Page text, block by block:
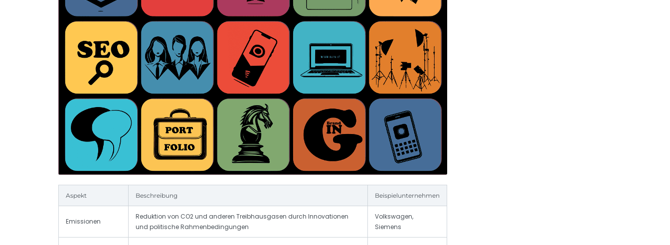
Aspekt Beschreibung Beispielunternehmen
Emissionen
Reduktion von CO2 und anderen Treibhausgasen durch Innovationen
und politische Rahmenbedingungen
Volkswagen,
Siemens